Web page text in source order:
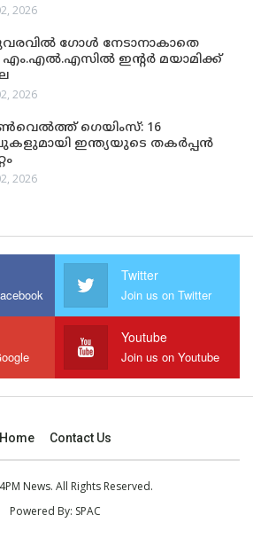
2026
ഗോൾ നേടാനാകാതെ
എം.എൽ.എസിൽ ഇന്റർ മയാമിക്ക്
2026
ഗെയിംസ്: 16
ഇന്ത്യയുടെ തകർപ്പൻ
2026
Twitter
Join us on Twitter
Youtube
Join us on Youtube
Home Contact Us
News. All Rights Reserved.
Powered By: SPAC